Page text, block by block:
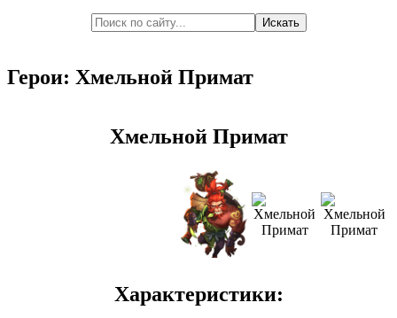
Герои: Хмельной Примат
Хмельной Примат
Характеристики: